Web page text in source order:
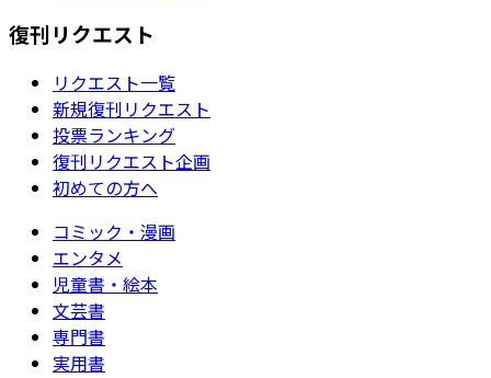
復刊リクエスト
リクエスト一覧
新規復刊リクエスト
投票ランキング
復刊リクエスト企画
初めての方へ
コミック・漫画
エンタメ
児童書・絵本
文芸書
専門書
実用書